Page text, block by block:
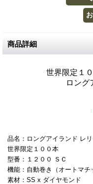
商品詳細
世界限定１
ロング
品名：ロングアイランド レ
世界限定１００本
型番：１２００ ＳＣ
機能：自動巻き（オートマチ
素材：SS x ダイヤモンド